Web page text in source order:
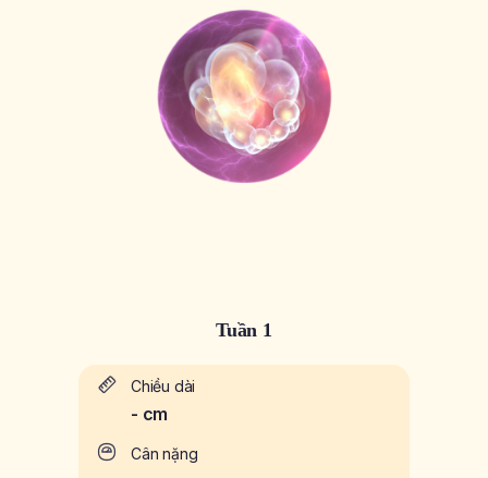
Tuần 1
Chiều dài
- cm
Cân nặng